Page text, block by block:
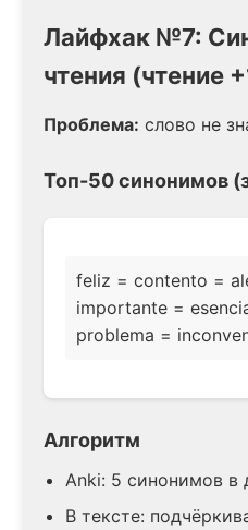
Лайфхак №7:
чтения (чтение
Проблема: слово не
Топ-50 синонимов
feliz = contento =
importante =
problema =
Алгоритм
Anki: 5 синонимов в
В тексте: